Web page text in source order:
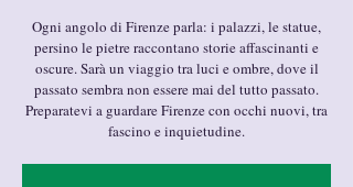
Ogni angolo di Firenze parla: i palazzi, le statue,
persino le pietre raccontano storie affascinanti e
oscure. Sarà un viaggio tra luci e ombre, dove il
passato sembra non essere mai del tutto passato.
Preparatevi a guardare Firenze con occhi nuovi, tra
fascino e inquietudine.